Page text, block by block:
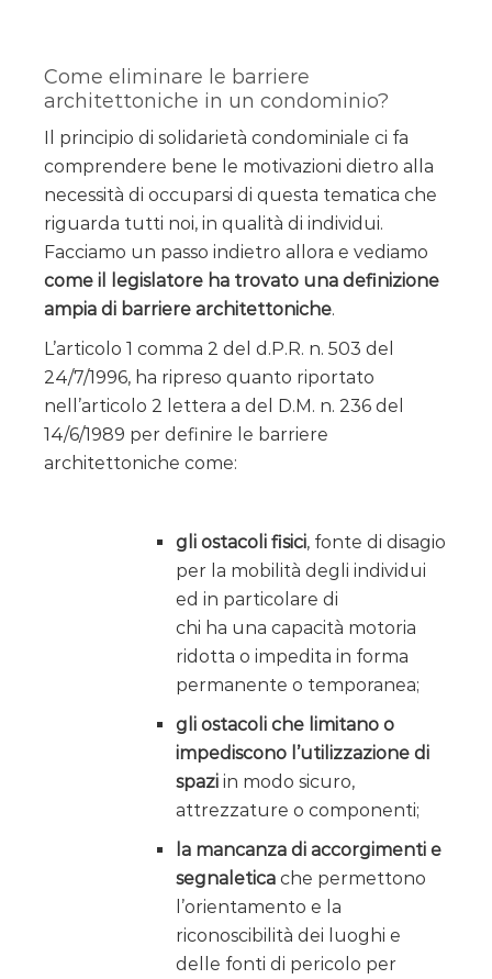
Come eliminare le barriere
architettoniche in un condominio?
Il principio di solidarietà condominiale ci fa
comprendere bene le motivazioni dietro alla
necessità di occuparsi di questa tematica che
riguarda tutti noi, in qualità di individui.
Facciamo un passo indietro allora e vediamo
come il legislatore ha trovato una definizione
ampia di barriere architettoniche.
L’articolo 1 comma 2 del d.P.R. n. 503 del
24/7/1996, ha ripreso quanto riportato
nell’articolo 2 lettera a del D.M. n. 236 del
14/6/1989 per definire le barriere
architettoniche come:
gli ostacoli fisici, fonte di disagio
per la mobilità degli individui
ed in particolare di
chi ha una capacità motoria
ridotta o impedita in forma
permanente o temporanea;
gli ostacoli che limitano o
impediscono l’utilizzazione di
spazi in modo sicuro,
attrezzature o componenti;
la mancanza di accorgimenti e
segnaletica che permettono
l’orientamento e la
riconoscibilità dei luoghi e
delle fonti di pericolo per